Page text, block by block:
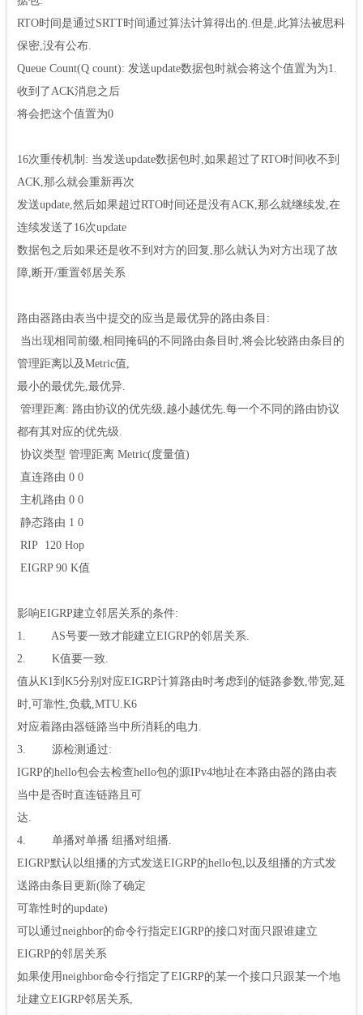
RTO时间是通过SRTT时间通过算法计算得出的.但是,此算法被思科
保密,没有公布.
Queue Count(Q count): 发送update数据包时就会将这个值置为为1.
收到了ACK消息之后
将会把这个值置为0
16次重传机制: 当发送update数据包时,如果超过了RTO时间收不到
ACK,那么就会重新再次
发送update,然后如果超过RTO时间还是没有ACK,那么就继续发,在
连续发送了16次update
数据包之后如果还是收不到对方的回复,那么就认为对方出现了故
障,断开/重置邻居关系
路由器路由表当中提交的应当是最优异的路由条目:
当出现相同前缀,相同掩码的不同路由条目时,将会比较路由条目的
管理距离以及Metric值,
最小的最优先,最优异.
管理距离: 路由协议的优先级,越小越优先.每一个不同的路由协议
都有其对应的优先级.
协议类型 管理距离 Metric(度量值)
直连路由 0 0
主机路由 0 0
静态路由 1 0
RIP 120 Hop
EIGRP 90 K值
影响EIGRP建立邻居关系的条件:
1. AS号要一致才能建立EIGRP的邻居关系.
2. K值要一致.
值从K1到K5分别对应EIGRP计算路由时考虑到的链路参数,带宽,延
时,可靠性,负载,MTU.K6
对应着路由器链路当中所消耗的电力.
3. 源检测通过:
IGRP的hello包会去检查hello包的源IPv4地址在本路由器的路由表
当中是否时直连链路且可
达.
4. 单播对单播 组播对组播.
EIGRP默认以组播的方式发送EIGRP的hello包,以及组播的方式发
送路由条目更新(除了确定
可靠性时的update)
可以通过neighbor的命令行指定EIGRP的接口对面只跟谁建立
EIGRP的邻居关系
如果使用neighbor命令行指定了EIGRP的某一个接口只跟某一个地
址建立EIGRP邻居关系,